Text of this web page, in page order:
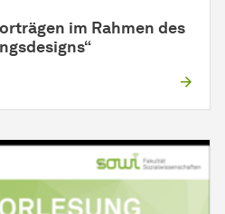
im Rahmen des